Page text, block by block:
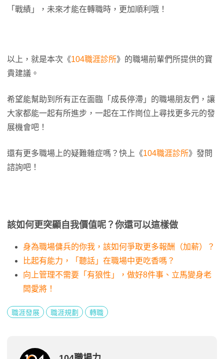
「戰績」，未來才能在轉職時，更加順利哦！
以上，就是本次《104職涯診所》的職場前輩們所提供的寶
貴建議。
希望能幫助到所有正在面臨「成長停滯」的職場朋友們，讓
大家都能一起有所進步，一起在工作崗位上尋找更多元的發
展機會吧！
還有更多職場上的疑難雜症嗎？快上《104職涯診所》發問
諮詢吧！
該如何更突顯自我價值呢？你還可以這樣做
身為職場傭兵的你我，該如何爭取更多報酬（加薪）？
比起有能力，「聽話」在職場中更吃香嗎？
向上管理不需要「有狼性」，做好8件事、立馬變身老
闆愛將！
職涯發展 職涯規劃 轉職